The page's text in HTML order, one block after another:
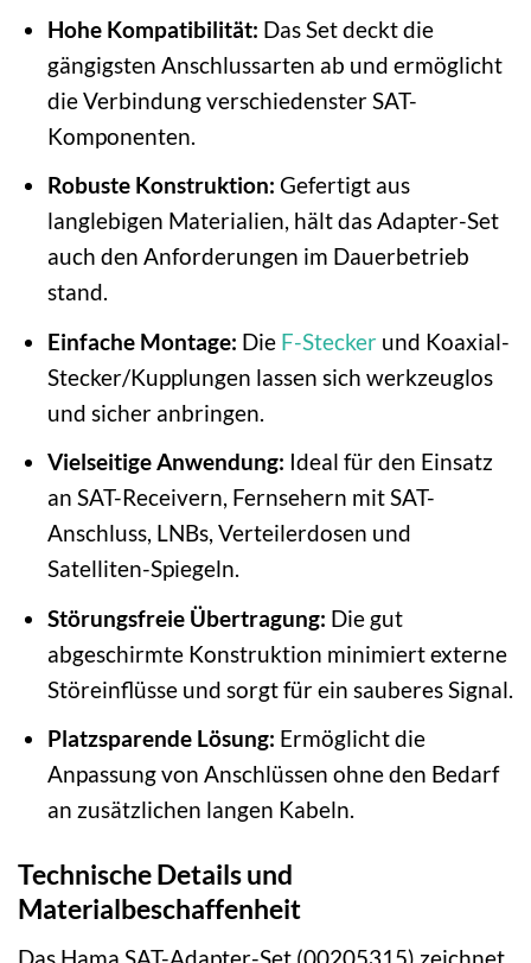
Hohe Kompatibilität: Das Set deckt die
gängigsten Anschlussarten ab und ermöglicht
die Verbindung verschiedenster SAT-
Komponenten.
Robuste Konstruktion: Gefertigt aus
langlebigen Materialien, hält das Adapter-Set
auch den Anforderungen im Dauerbetrieb
stand.
Einfache Montage: Die F-Steckerund Koaxial-
Stecker/Kupplungen lassen sich werkzeuglos
und sicher anbringen.
Vielseitige Anwendung: Ideal für den Einsatz
an SAT-Receivern, Fernsehern mit SAT-
Anschluss, LNBs, Verteilerdosen und
Satelliten-Spiegeln.
Störungsfreie Übertragung: Die gut
abgeschirmte Konstruktion minimiert externe
Störeinflüsse und sorgt für ein sauberes Signal.
Platzsparende Lösung: Ermöglicht die
Anpassung von Anschlüssen ohne den Bedarf
an zusätzlichen langen Kabeln.
Technische Details und
Materialbeschaffenheit
Das Hama SAT-Adapter-Set (00205315) zeichnet